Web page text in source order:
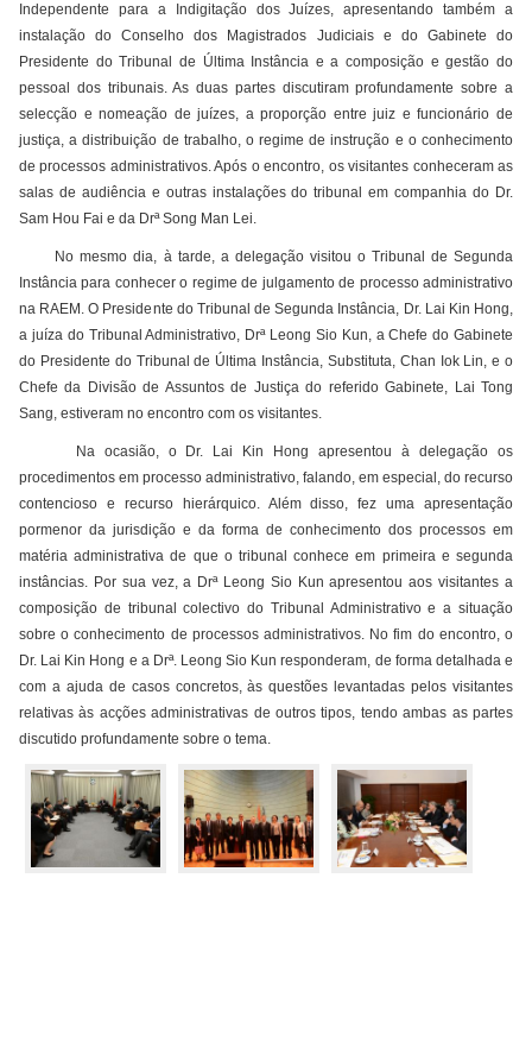
Independente para a Indigitação dos Juízes, apresentando também a
instalação do Conselho dos Magistrados Judiciais e do Gabinete do
Presidente do Tribunal de Última Instância e a composição e gestão do
pessoal dos tribunais. As duas partes discutiram profundamente sobre a
selecção e nomeação de juízes, a proporção entre juiz e funcionário de
justiça, a distribuição de trabalho, o regime de instrução e o conhecimento
de processos administrativos. Após o encontro, os visitantes conheceram as
salas de audiência e outras instalações do tribunal em companhia do Dr.
Sam Hou Fai e da Drª Song Man Lei.
No mesmo dia, à tarde, a delegação visitou o Tribunal de Segunda
Instância para conhecer o regime de julgamento de processo administrativo
na RAEM. O Presidente do Tribunal de Segunda Instância, Dr. Lai Kin Hong,
a juíza do Tribunal Administrativo, Drª Leong Sio Kun, a Chefe do Gabinete
do Presidente do Tribunal de Última Instância, Substituta, Chan Iok Lin, e o
Chefe da Divisão de Assuntos de Justiça do referido Gabinete, Lai Tong
Sang, estiveram no encontro com os visitantes.
Na ocasião, o Dr. Lai Kin Hong apresentou à delegação os
procedimentos em processo administrativo, falando, em especial, do recurso
contencioso e recurso hierárquico. Além disso, fez uma apresentação
pormenor da jurisdição e da forma de conhecimento dos processos em
matéria administrativa de que o tribunal conhece em primeira e segunda
instâncias. Por sua vez, a Drª Leong Sio Kun apresentou aos visitantes a
composição de tribunal colectivo do Tribunal Administrativo e a situação
sobre o conhecimento de processos administrativos. No fim do encontro, o
Dr. Lai Kin Hong e a Drª. Leong Sio Kun responderam, de forma detalhada e
com a ajuda de casos concretos, às questões levantadas pelos visitantes
relativas às acções administrativas de outros tipos, tendo ambas as partes
discutido profundamente sobre o tema.